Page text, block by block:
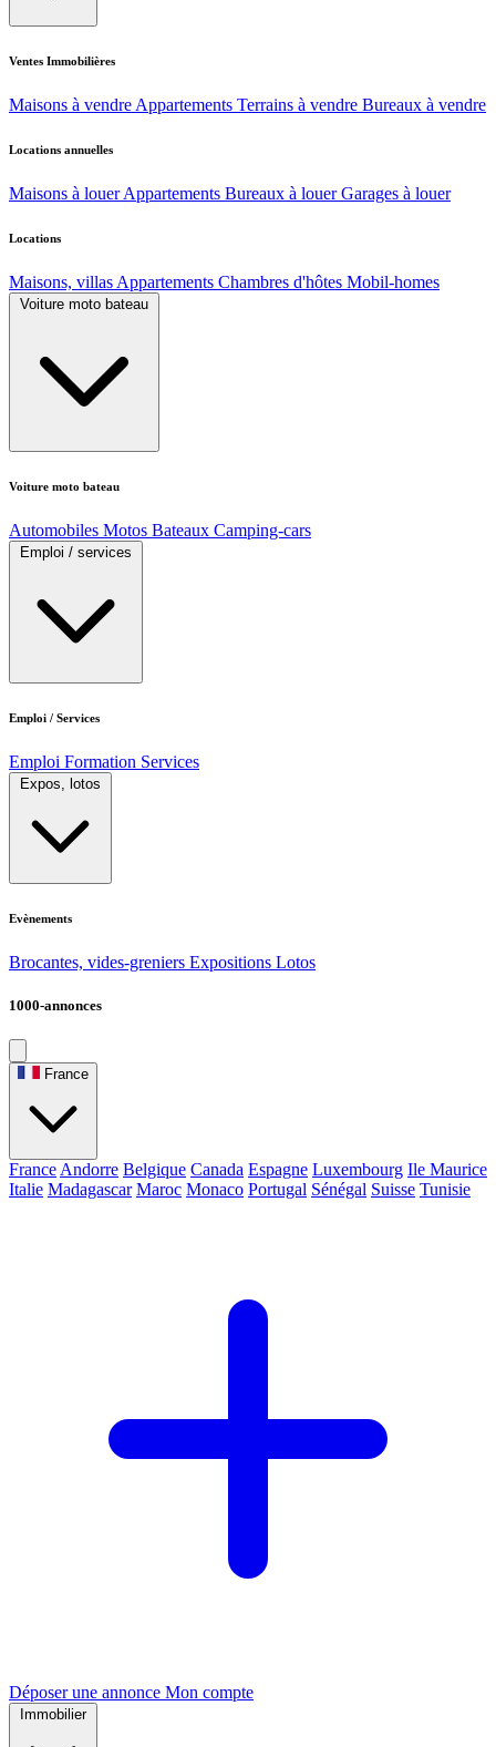
Ventes Immobilières
Maisons à vendre Appartements Terrains à vendre Bureaux à vendre
Locations annuelles
Maisons à louer Appartements Bureaux à louer Garages à louer
Locations
Maisons, villas Appartements Chambres d'hôtes Mobil-homes
Voiture moto bateau
Voiture moto bateau
Automobiles Motos Bateaux Camping-cars
Emploi / services
Emploi / Services
Emploi Formation Services
Expos, lotos
Evènements
Brocantes, vides-greniers Expositions Lotos
1000-annonces
France
France Andorre Belgique Canada Espagne Luxembourg Ile Maurice
Italie Madagascar Maroc Monaco Portugal Sénégal Suisse Tunisie
Déposer une annonce Mon compte
Immobilier